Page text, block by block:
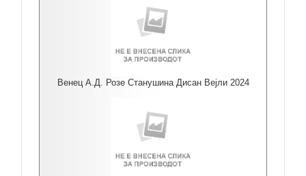
Венец А.Д. Розе Станушина Дисан Вејли 2024